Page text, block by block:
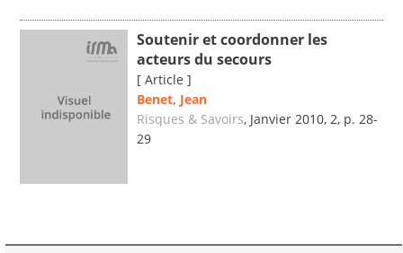
Soutenir et coordonner les
acteurs du secours
[ Article ]
Benet, Jean
Risques & Savoirs, Janvier 2010, 2, p. 28-
29